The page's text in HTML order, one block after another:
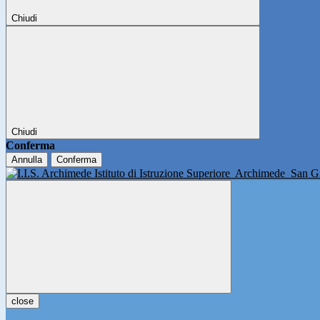
Chiudi
Chiudi
Conferma
Annulla Conferma
Istituto di Istruzione Superiore Archimede San
close